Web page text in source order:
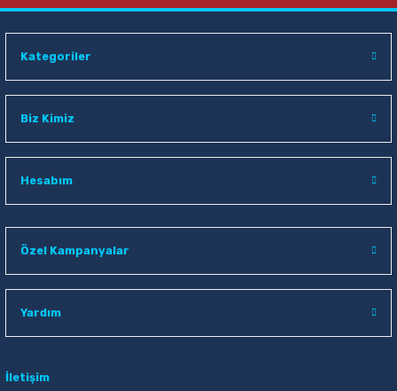
155,00 TL
Kategoriler
Biz Kimiz
Hesabım
Özel Kampanyalar
Yardım
İletişim